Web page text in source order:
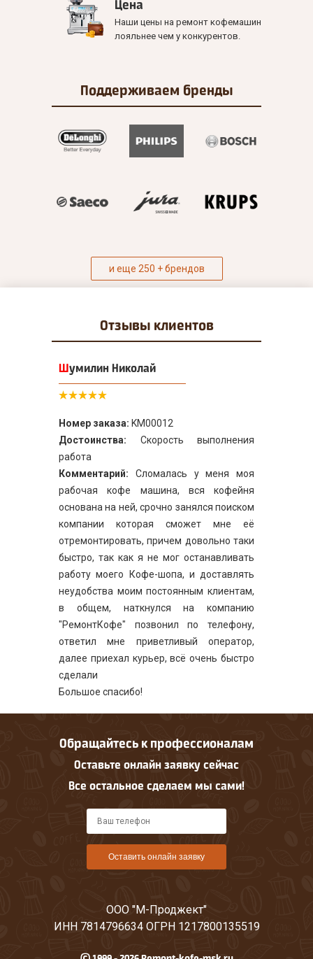
Цена
Наши цены на ремонт кофемашин
лояльнее чем у конкурентов.
Поддерживаем бренды
и еще 250 + брендов
Отзывы клиентов
Шумилин Николай
Номер заказа: KM00012
Достоинства: Скорость выполнения
работа
Комментарий: Сломалась у меня моя
рабочая кофе машина, вся кофейня
основана на ней, срочно занялся поиском
компании которая сможет мне её
отремонтировать, причем довольно таки
быстро, так как я не мог останавливать
работу моего Кофе-шопа, и доставлять
неудобства моим постоянным клиентам,
в общем, наткнулся на компанию
"РемонтКофе" позвонил по телефону,
ответил мне приветливый оператор,
далее приехал курьер, всё очень быстро
сделали
Большое спасибо!
Обращайтесь к профессионалам
Оставьте онлайн заявку сейчас
Все остальное сделаем мы сами!
Оставить онлайн заявку
ООО "М-Проджект"
ИНН 7814796634 ОГРН 1217800135519